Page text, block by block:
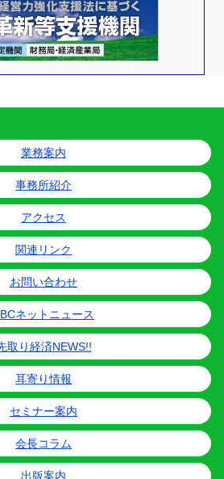
業務案内
事務所紹介
アクセス
関連リンク
お問い合わせ
ネットニュース
取り経済NEWS!!
耳寄り情報
セミナー案内
会長コラム
出版案内